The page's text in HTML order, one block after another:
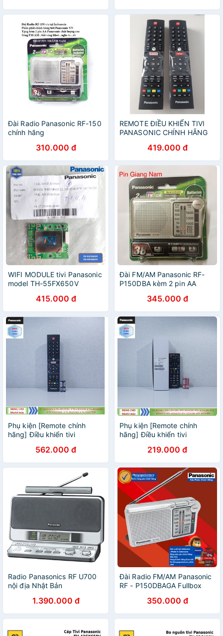
Đài Radio Panasonic RF-150
chính hãng
310.000 đ
REMOTE ĐIỀU KHIỂN TIVI
PANASONIC CHÍNH HÃNG
419.000 đ
WIFI MODULE tivi Panasonic
model TH-55FX650V
415.000 đ
Đài FM/AM Panasonic RF-
P150DBA kèm 2 pin AA
Made in Indonesia
345.000 đ
Phụ kiện [Remote chính
hãng] Điều khiển tivi
32GS550V # TH-40GS550V
# TH-43GX650V
562.000 đ
Phụ kiện [Remote chính
hãng] Điều khiển tivi
42A00V #TH-42A410V #TH-
39A400V #TH-50A410V
219.000 đ
Radio Panasonics RF U700
nội địa Nhật Bản
1.390.000 đ
Đài Radio FM/AM Panasonic
RF - P150DBAGA Fullbox
350.000 đ